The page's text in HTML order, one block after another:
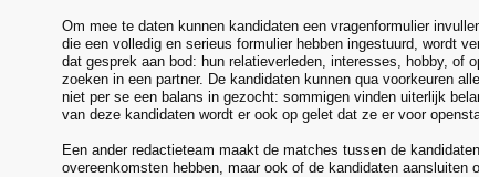
Om mee te daten kunnen kandidaten een vragenformulier
die een volledig en serieus formulier hebben ingestuurd, wordt
dat gesprek aan bod: hun relatieverleden, interesses, hobby, of
zoeken in een partner. De kandidaten kunnen qua voorkeuren
niet per se een balans in gezocht: sommigen vinden uiterlijk
van deze kandidaten wordt er ook op gelet dat ze er voor
Een ander redactieteam maakt de matches tussen de
overeenkomsten hebben, maar ook of de kandidaten aansluiten